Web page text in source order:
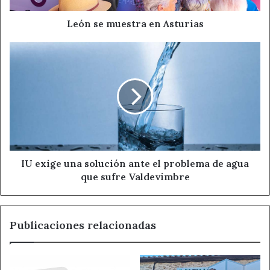
León se muestra en Asturias
IU
agua
queIU exige una solución ante el problema de agua
que sufre Valdevimbre
Publicaciones relacionadas